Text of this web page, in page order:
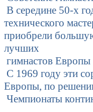
В середине 50-х
технического
приобрели
лучших
гимнастов Европы
С 1969 году эти
Европы, по
Чемпионаты